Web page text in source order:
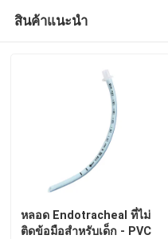
สินค้าแนะนำ
หลอด Endotracheal ที่ไม่
ติดข้อมือสําหรับเด็ก - PVC